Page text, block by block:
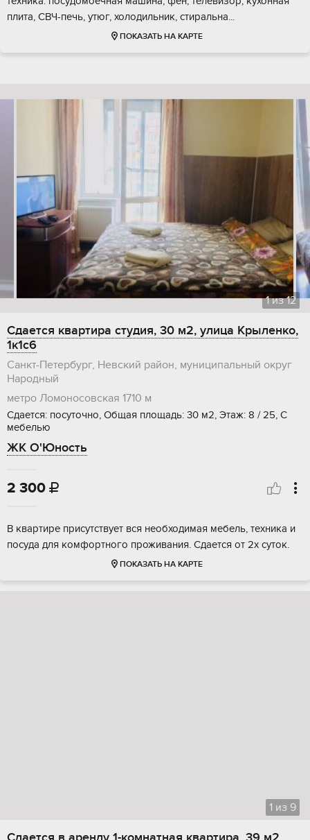
плита, СВЧ-печь, утюг, холодильник, стиральна...
ПОКАЗАТЬ НА КАРТЕ
1из12
Сдается квартира студия, 30 м2, улица Крыленко,
1к1с6
Санкт-Петербург, Невский район, муниципальный округ
Народный
метро Ломоносовская 1710 м
Сдается: посуточно, Общая площадь: 30 м2, Этаж: 8 / 25, С
мебелью
ЖК О'Юность
2 300 
В квартире присутствует вся необходимая мебель, техника и
посуда для комфортного проживания. Сдается от 2х суток.
ПОКАЗАТЬ НА КАРТЕ
1 из 9